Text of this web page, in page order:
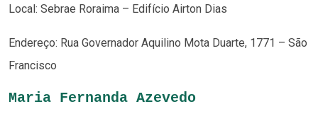
Local: Sebrae Roraima – Edifício Airton Dias
Endereço: Rua Governador Aquilino Mota Duarte, 1771 – São
Francisco
Maria Fernanda Azevedo